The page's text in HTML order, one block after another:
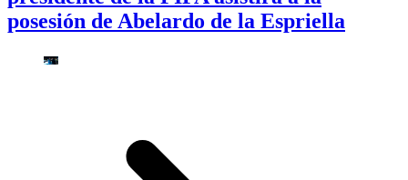
posesión de Abelardo de la Espriella